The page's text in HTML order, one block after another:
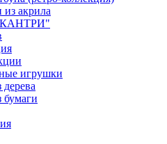
акрила
"КАНТРИ"
игрушки